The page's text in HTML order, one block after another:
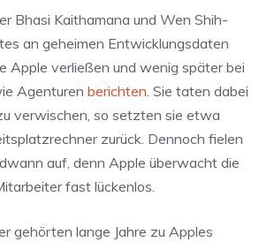
Bhasi Kaithamana und Wen Shih-
an geheimen Entwicklungsdaten
Apple verließen und wenig später bei
Agenturen berichten. Sie taten dabei
verwischen, so setzten sie etwa
zurück. Dennoch fielen
auf, denn Apple überwacht die
fast lückenlos.
gehörten lange Jahre zu Apples